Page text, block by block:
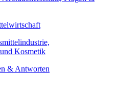
Kosmetik
& Antworten